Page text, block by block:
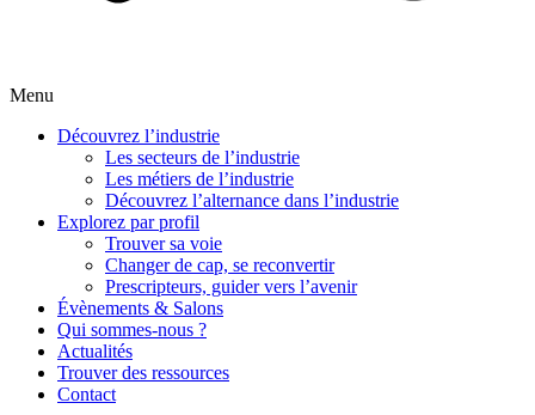
Menu
Découvrez l’industrie
Les secteurs de l’industrie
Les métiers de l’industrie
Découvrez l’alternance dans l’industrie
Explorez par profil
Trouver sa voie
Changer de cap, se reconvertir
Prescripteurs, guider vers l’avenir
Évènements & Salons
Qui sommes-nous ?
Actualités
Trouver des ressources
Contact